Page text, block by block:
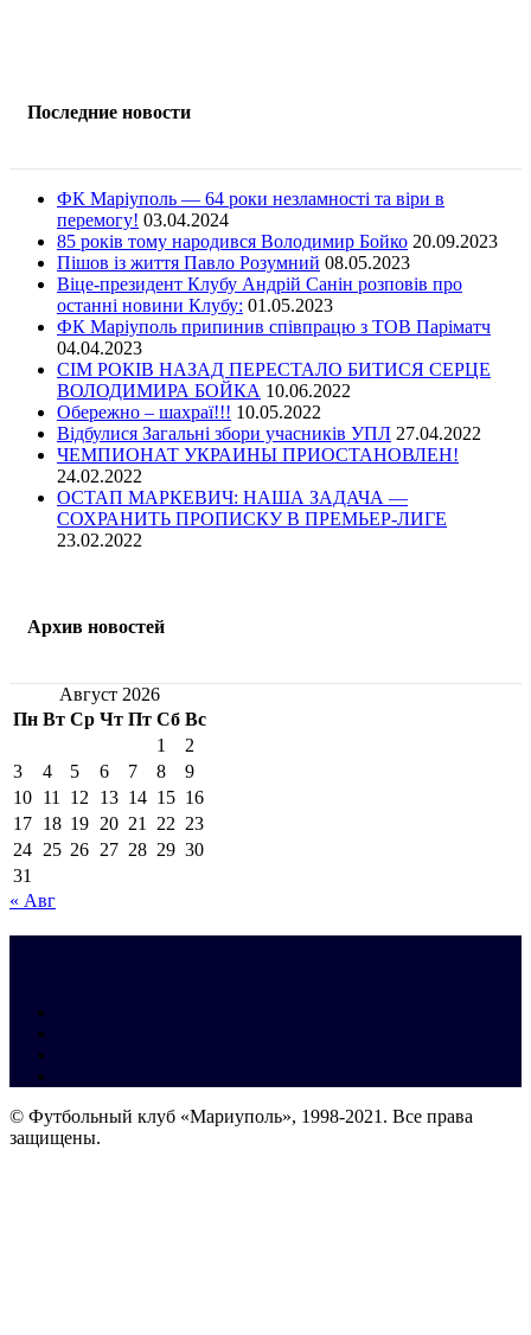
Последние новости
ФК Маріуполь — 64 роки незламності та віри в
перемогу! 03.04.2024
85 років тому народився Володимир Бойко 20.09.2023
Пішов із життя Павло Розумний 08.05.2023
Віце-президент Клубу Андрій Санін розповів про
останні новини Клубу: 01.05.2023
ФК Маріуполь припинив співпрацю з ТОВ Паріматч
04.04.2023
СІМ РОКІВ НАЗАД ПЕРЕСТАЛО БИТИСЯ СЕРЦЕ
ВОЛОДИМИРА БОЙКА 10.06.2022
Обережно – шахраї!!! 10.05.2022
Відбулися Загальні збори учасників УПЛ 27.04.2022
ЧЕМПИОНАТ УКРАИНЫ ПРИОСТАНОВЛЕН!
24.02.2022
ОСТАП МАРКЕВИЧ: НАША ЗАДАЧА —
СОХРАНИТЬ ПРОПИСКУ В ПРЕМЬЕР-ЛИГЕ
23.02.2022
Архив новостей
Август 2026
Пн Вт Ср Чт Пт Сб Вс
1
2
3
4 5 6 7 8
9
10 11 12 13 14 15 16
17 18 19 20 21 22 23
24 25 26 27 28 29 30
31
« Авг
© Футбольный клуб «Мариуполь», 1998-2021. Все права
защищены.